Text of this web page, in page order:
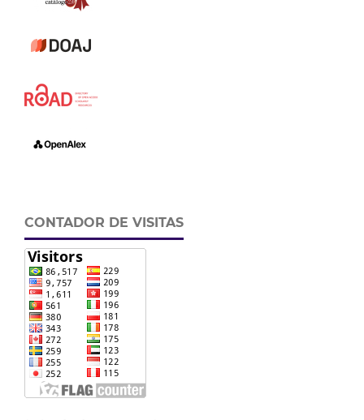
CONTADOR DE VISITAS